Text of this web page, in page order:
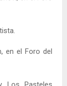
en el Foro del